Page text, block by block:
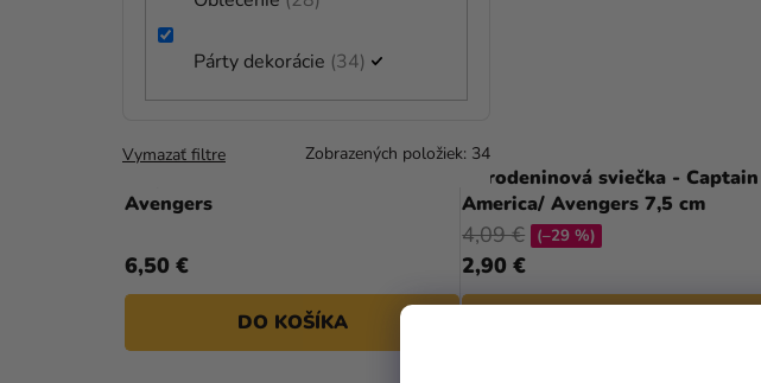
Párty dekorácie 34
Vymazať filtre Zobrazených položiek: 34
Avengers
6,50 €
DO KOŠÍKA
Narodeninová sviečka - Captain
America/ Avengers 7,5 cm
2,90 €
4,09 € (–29 %)